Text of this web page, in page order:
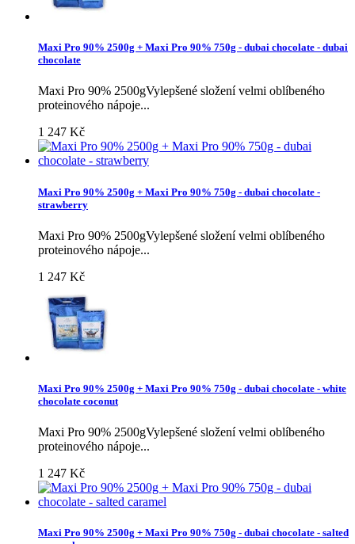
Maxi Pro 90% 2500g + Maxi Pro 90% 750g - dubai chocolate - dubai
chocolate
Maxi Pro 90% 2500gVylepšené složení velmi oblíbeného
proteinového nápoje...
1 247 Kč
Maxi Pro 90% 2500g + Maxi Pro 90% 750g - dubai chocolate -
strawberry
Maxi Pro 90% 2500gVylepšené složení velmi oblíbeného
proteinového nápoje...
1 247 Kč
Maxi Pro 90% 2500g + Maxi Pro 90% 750g - dubai chocolate - white
chocolate coconut
Maxi Pro 90% 2500gVylepšené složení velmi oblíbeného
proteinového nápoje...
1 247 Kč
Maxi Pro 90% 2500g + Maxi Pro 90% 750g - dubai chocolate - salted